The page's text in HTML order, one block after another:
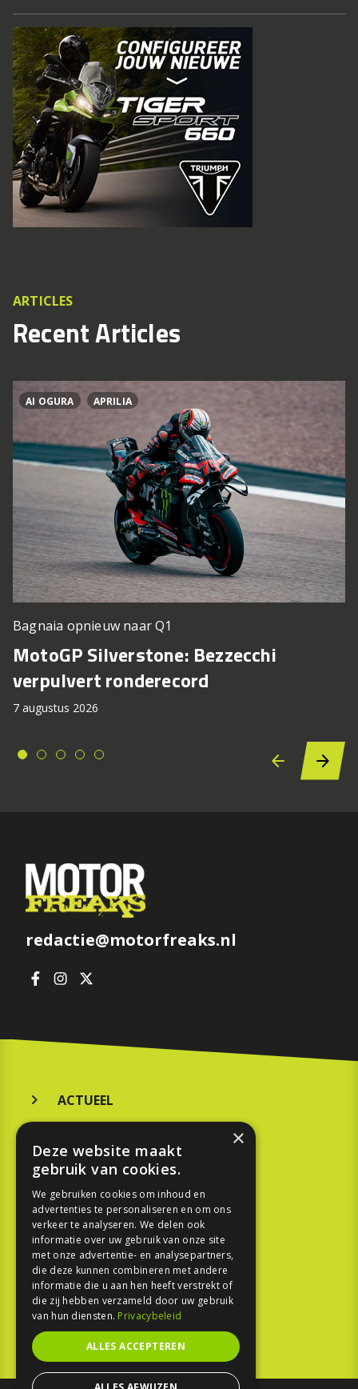
ARTICLES
Recent Articles
AI OGURA APRILIA
Bagnaia opnieuw naar Q1
MotoGP Silverstone: Bezzecchi
verpulvert ronderecord
7 augustus 2026
redactie@motorfreaks.nl
ACTUEEL
KOOPGIDS
TESTEN
SPORT
REPORTAGE
TOUREN
NIEUWSBRIEF
×
Deze website maakt
gebruik van cookies.
We gebruiken cookies om inhoud en
advertenties te personaliseren en om ons
verkeer te analyseren. We delen ook
informatie over uw gebruik van onze site
met onze advertentie- en analysepartners,
die deze kunnen combineren met andere
informatie die u aan hen heeft verstrekt of
die zij hebben verzameld door uw gebruik
van hun diensten. Privacybeleid
ALLES ACCEPTEREN